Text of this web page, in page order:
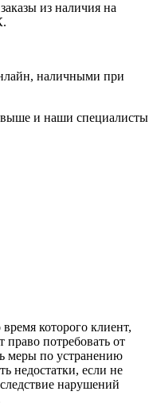
из наличия на
наличными при
выше и наши специалисты
которого клиент,
право потребовать от
меры по устранению
недостатки, если не
нарушений